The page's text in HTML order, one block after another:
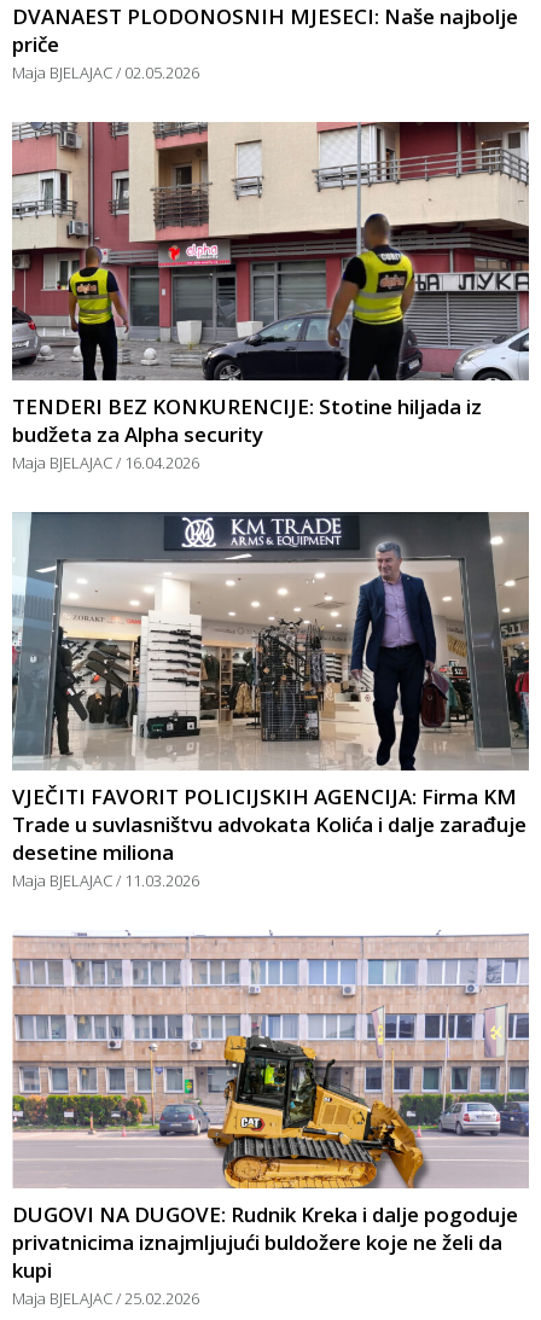
DVANAEST PLODONOSNIH MJESECI: Naše najbolje
priče
Maja BJELAJAC 02.05.2026
TENDERI BEZ KONKURENCIJE: Stotine hiljada iz
budžeta za Alpha security
Maja BJELAJAC 16.04.2026
VJEČITI FAVORIT POLICIJSKIH AGENCIJA: Firma KM
Trade u suvlasništvu advokata Kolića i dalje zarađuje
desetine miliona
Maja BJELAJAC 11.03.2026
DUGOVI NA DUGOVE: Rudnik Kreka i dalje pogoduje
privatnicima iznajmljujući buldožere koje ne želi da
kupi
Maja BJELAJAC 25.02.2026